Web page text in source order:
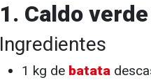
1. Caldo verde
Ingredientes
1 kg de batata